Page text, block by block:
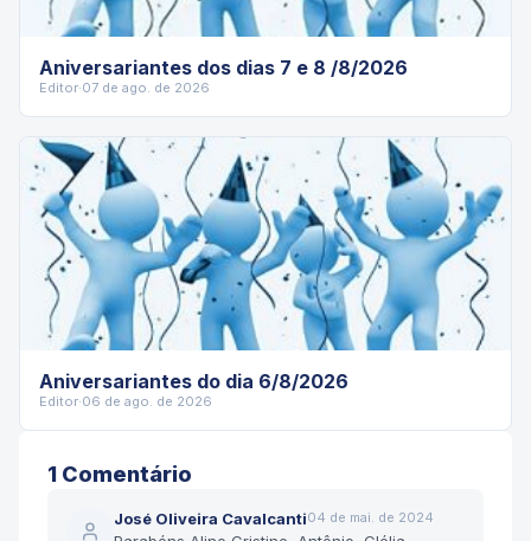
Aniversariantes dos dias 7 e 8 /8/2026
Editor·07 de ago. de 2026
Aniversariantes do dia 6/8/2026
Editor·06 de ago. de 2026
1 Comentário
José Oliveira Cavalcanti04 de mai. de 2024